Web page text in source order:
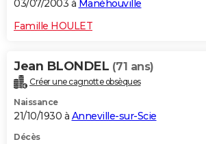
03/07/2003 à Manéhouville
Famille HOULET
Jean BLONDEL (71 ans)
Créer une cagnotte obsèques
Naissance
21/10/1930 à Anneville-sur-Scie
Décès